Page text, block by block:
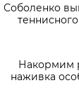
Соболенко
Накормим
наживка